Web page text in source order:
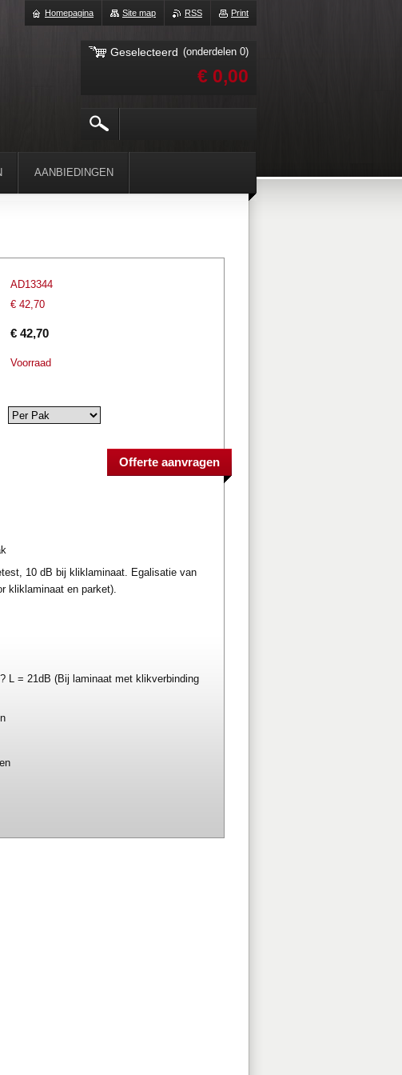
AD13344
€ 42,70
€ 42,70
Voorraad
10 dB bij kliklaminaat. Egalisatie van
kliklaminaat en parket).
L = 21dB (Bij laminaat met klikverbinding
AANBIEDINGEN
Print
RSS
Site map
Homepagina
Geselecteerd (onderdelen 0)
€ 0,00